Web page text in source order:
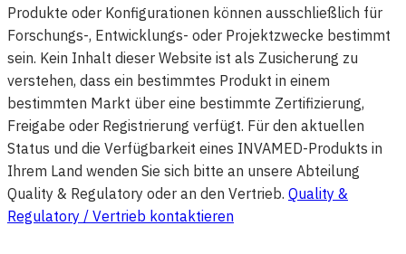
Produkte oder Konfigurationen können ausschließlich für
Forschungs-, Entwicklungs- oder Projektzwecke bestimmt
sein. Kein Inhalt dieser Website ist als Zusicherung zu
verstehen, dass ein bestimmtes Produkt in einem
bestimmten Markt über eine bestimmte Zertifizierung,
Freigabe oder Registrierung verfügt. Für den aktuellen
Status und die Verfügbarkeit eines INVAMED-Produkts in
Ihrem Land wenden Sie sich bitte an unsere Abteilung
Quality & Regulatory oder an den Vertrieb. Quality &
Regulatory / Vertrieb kontaktieren